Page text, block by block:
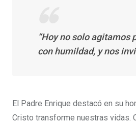
“Hoy no solo agitamos
con humildad, y nos
El Padre Enrique destacó en su
Cristo transforme nuestras vidas.